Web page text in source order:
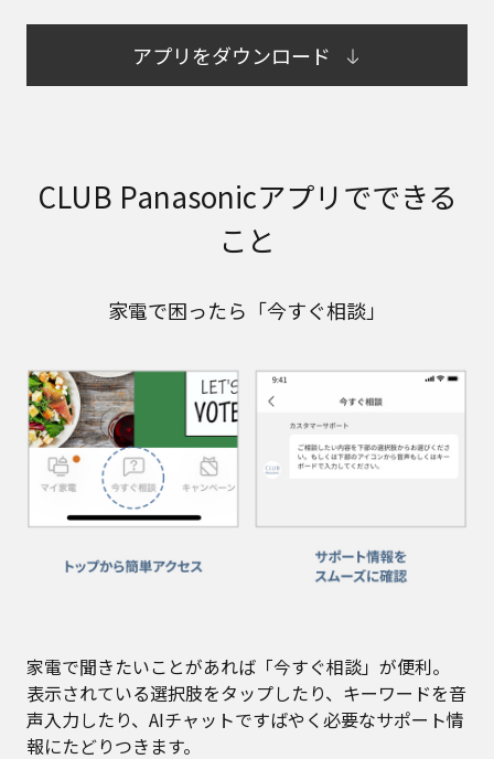
アプリをダウンロード
CLUB Panasonicアプリでできる
こと
家電で困ったら「今すぐ相談」
家電で聞きたいことがあれば「今すぐ相談」が便利。
表示されている選択肢をタップしたり、キーワードを音
声入力したり、AIチャットですばやく必要なサポート情
報にたどりつきます。